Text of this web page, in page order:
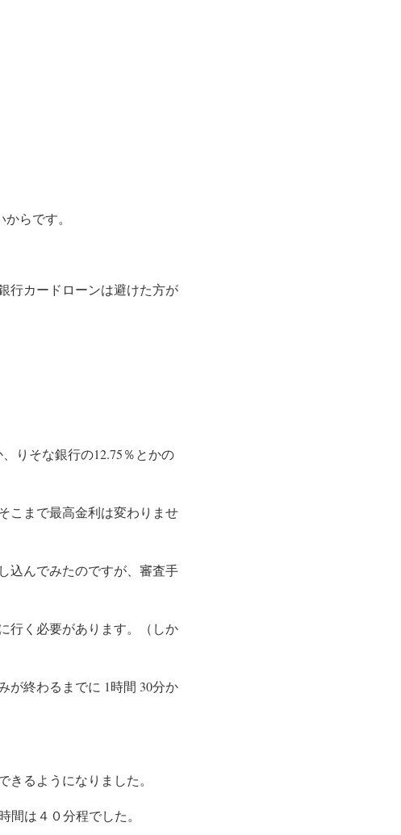
らです。
行カードローンは避けた方が
りそな銀行の12.75％とかの
こまで最高金利は変わりませ
込んでみたのですが、審査手
行く必要があります。（しか
が終わるまでに 1時間 30分か
るようになりました。
間は４０分程でした。